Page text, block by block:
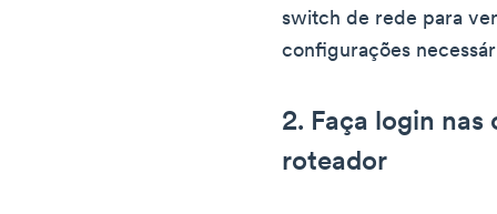
switch de rede para
configurações
2. Faça login
roteador